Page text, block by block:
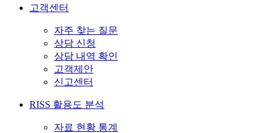
고객센터
자주 찾는 질문
상담 신청
상담 내역 확인
고객제안
신고센터
RISS 활용도 분석
자료 현황 통계